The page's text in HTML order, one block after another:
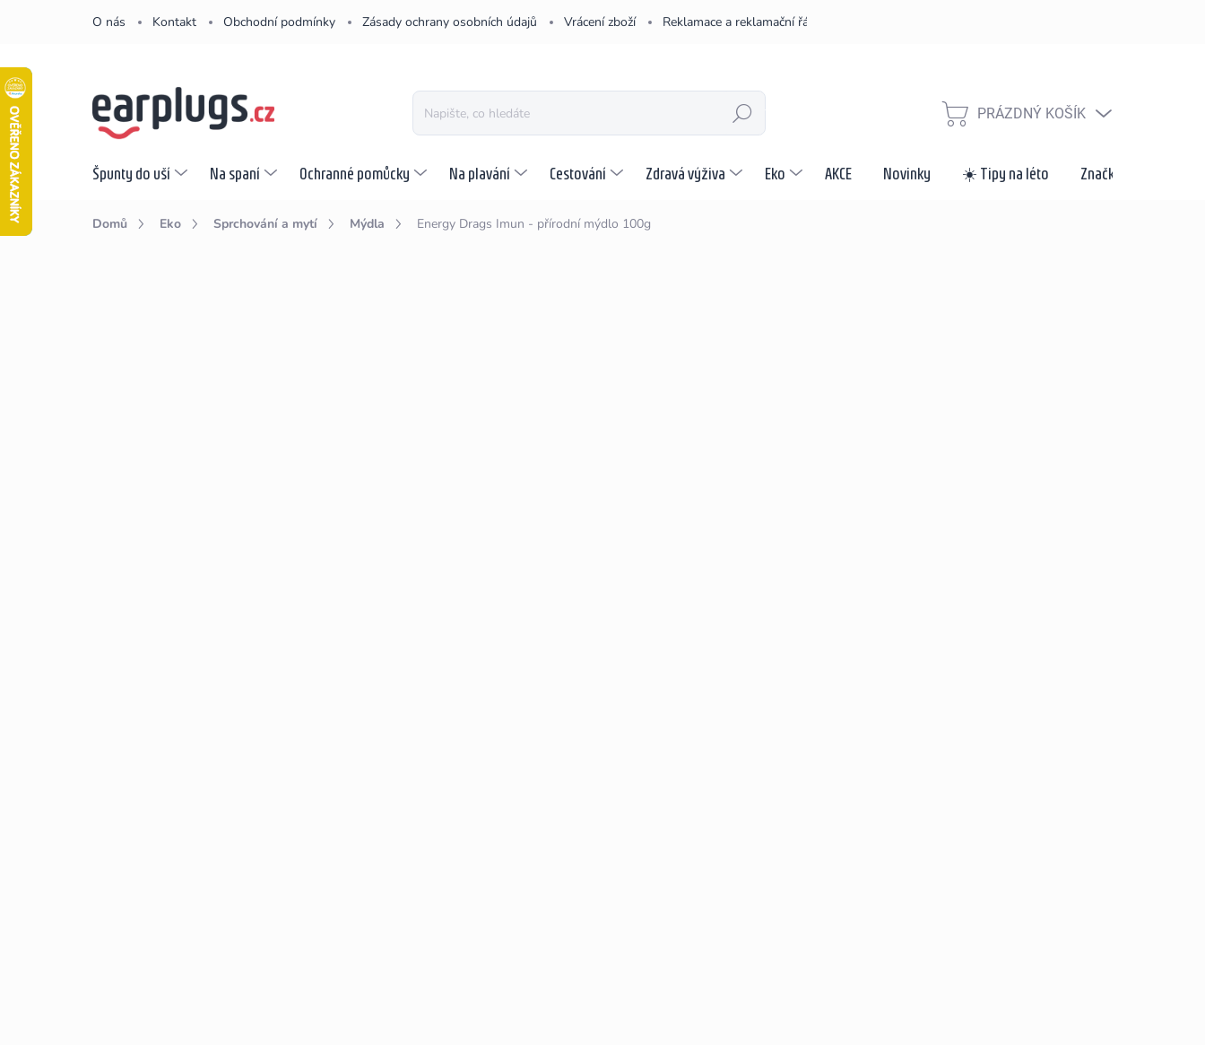
O nás Kontakt Obchodní podmínky Zásady ochrany osobních údajů Vrácení zboží Reklamace a reklamační řád
HLEDAT
NÁKUPNÍ
PRÁZDNÝ KOŠÍK
Špunty do uší Na spaní Ochranné pomůcky Na plavání Cestování Zdravá výživa Eko AKCE Novinky ☀️ Tipy na léto Značky
Domů Eko Sprchování a mytí Mýdla Energy Drags Imun - přírodní mýdlo 100g